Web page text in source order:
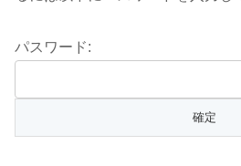
パスワード: